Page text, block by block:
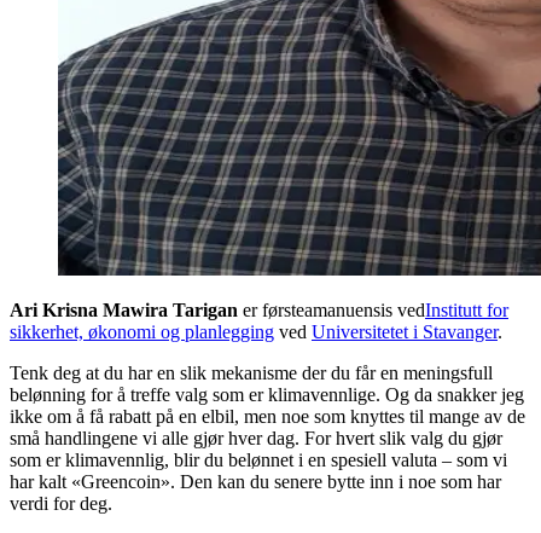
Ari Krisna Mawira Tarigan er førsteamanuensis vedInstitutt for
sikkerhet, økonomi og planlegging ved Universitetet i Stavanger.
Tenk deg at du har en slik mekanisme der du får en meningsfull
belønning for å treffe valg som er klimavennlige. Og da snakker jeg
ikke om å få rabatt på en elbil, men noe som knyttes til mange av de
små handlingene vi alle gjør hver dag. For hvert slik valg du gjør
som er klimavennlig, blir du belønnet i en spesiell valuta – som vi
har kalt «Greencoin». Den kan du senere bytte inn i noe som har
verdi for deg.